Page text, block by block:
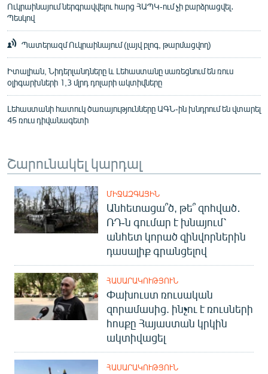
Ուկրաինայում ներգրավվելու հարց ՀԱՊԿ-ում չի բարձրացվել․
Պեսկով
Պատերազմ Ուկրաինայում (լայվ բլոգ, թարմացվող)
Իտալիան, Նիդերլանդները և Լեհաստանը սառեցնում են ռուս
օլիգարխների 1,3 մլրդ դոլարի ակտիվները
Լեհաստանի հատուկ ծառայությունները ԱԳՆ-ին խնդրում են վտարել
45 ռուս դիվանագետի
Շարունակել կարդալ
ՄԻՋԱԶԳԱՅԻՆ
Անհետացա՞ծ, թե՞ զոհված․
ՌԴ-ն գումար է խնայում՝
անհետ կորած զինվորներին
դասալիք գրանցելով
ՀԱՍԱՐԱԿՈՒԹՅՈՒՆ
Փախուստ ռուսական
զորամասից. ինչու է ռուսների
հոսքը Հայաստան կրկին
ակտիվացել
ՀԱՍԱՐԱԿՈՒԹՅՈՒՆ